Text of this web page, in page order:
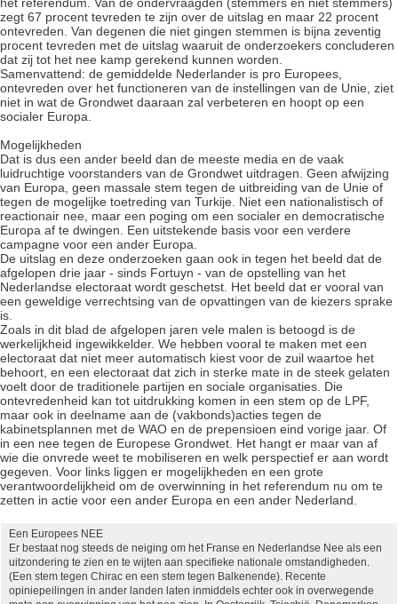
zegt 67 procent tevreden te zijn over de uitslag en maar 22 procent
ontevreden. Van degenen die niet gingen stemmen is bijna zeventig
procent tevreden met de uitslag waaruit de onderzoekers concluderen
dat zij tot het nee kamp gerekend kunnen worden.
Samenvattend: de gemiddelde Nederlander is pro Europees,
ontevreden over het functioneren van de instellingen van de Unie, ziet
niet in wat de Grondwet daaraan zal verbeteren en hoopt op een
socialer Europa.
Mogelijkheden
Dat is dus een ander beeld dan de meeste media en de vaak
luidruchtige voorstanders van de Grondwet uitdragen. Geen afwijzing
van Europa, geen massale stem tegen de uitbreiding van de Unie of
tegen de mogelijke toetreding van Turkije. Niet een nationalistisch of
reactionair nee, maar een poging om een socialer en democratische
Europa af te dwingen. Een uitstekende basis voor een verdere
campagne voor een ander Europa.
De uitslag en deze onderzoeken gaan ook in tegen het beeld dat de
afgelopen drie jaar - sinds Fortuyn - van de opstelling van het
Nederlandse electoraat wordt geschetst. Het beeld dat er vooral van
een geweldige verrechtsing van de opvattingen van de kiezers sprake
is.
Zoals in dit blad de afgelopen jaren vele malen is betoogd is de
werkelijkheid ingewikkelder. We hebben vooral te maken met een
electoraat dat niet meer automatisch kiest voor de zuil waartoe het
behoort, en een electoraat dat zich in sterke mate in de steek gelaten
voelt door de traditionele partijen en sociale organisaties. Die
ontevredenheid kan tot uitdrukking komen in een stem op de LPF,
maar ook in deelname aan de (vakbonds)acties tegen de
kabinetsplannen met de WAO en de prepensioen eind vorige jaar. Of
in een nee tegen de Europese Grondwet. Het hangt er maar van af
wie die onvrede weet te mobiliseren en welk perspectief er aan wordt
gegeven. Voor links liggen er mogelijkheden en een grote
verantwoordelijkheid om de overwinning in het referendum nu om te
zetten in actie voor een ander Europa en een ander Nederland.
Een Europees NEE
Er bestaat nog steeds de neiging om het Franse en Nederlandse Nee als een
uitzondering te zien en te wijten aan specifieke nationale omstandigheden.
(Een stem tegen Chirac en een stem tegen Balkenende). Recente
opiniepeilingen in ander landen laten inmiddels echter ook in overwegende